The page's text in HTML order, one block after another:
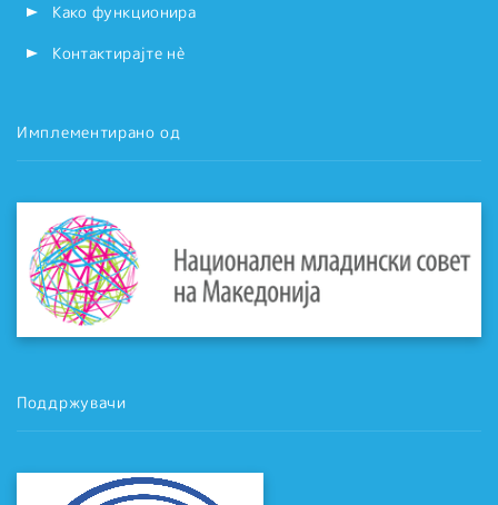
Како функционира
Контактирајте нѐ
Имплементирано од
Поддржувачи